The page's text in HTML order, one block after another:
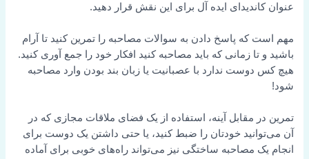
عنوان کاندیدای ایده آل برای این نقش قرار دهید.
مهم است که پاسخ دادن به سوالات مصاحبه را تمرین کنید تا آرام
باشید و تا زمانی که باید مصاحبه کنید افکار خود را جمع آوری کنید.
هیچ کس دوست ندارد با عصبانیت یا زبان بند بودن وارد مصاحبه
شود!
تمرین در مقابل آینه، استفاده از یک فضای ملاقات مجازی که در
آن می‌توانید خودتان را ضبط کنید، یا حتی داشتن یک دوست برای
انجام یک مصاحبه ساختگی نیز می‌تواند راه‌های خوبی برای آماده